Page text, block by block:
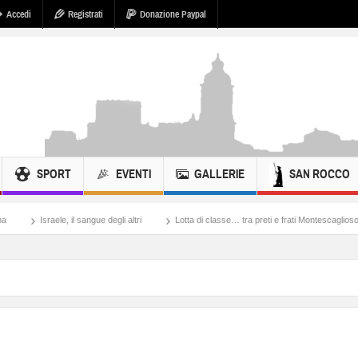
Accedi Registrati Donazione Paypal
SPORT EVENTI GALLERIE SAN ROCCO
sangue degli altri Lotta di classe… tra preti e frati Montescaglioso Tonache,